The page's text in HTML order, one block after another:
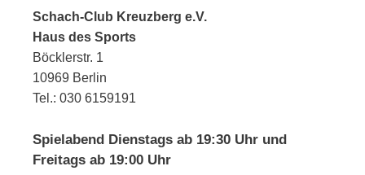
Schach-Club Kreuzberg e.V.
Haus des Sports
Böcklerstr. 1
10969 Berlin
Tel.: 030 6159191
Spielabend Dienstags ab 19:30 Uhr und
Freitags ab 19:00 Uhr